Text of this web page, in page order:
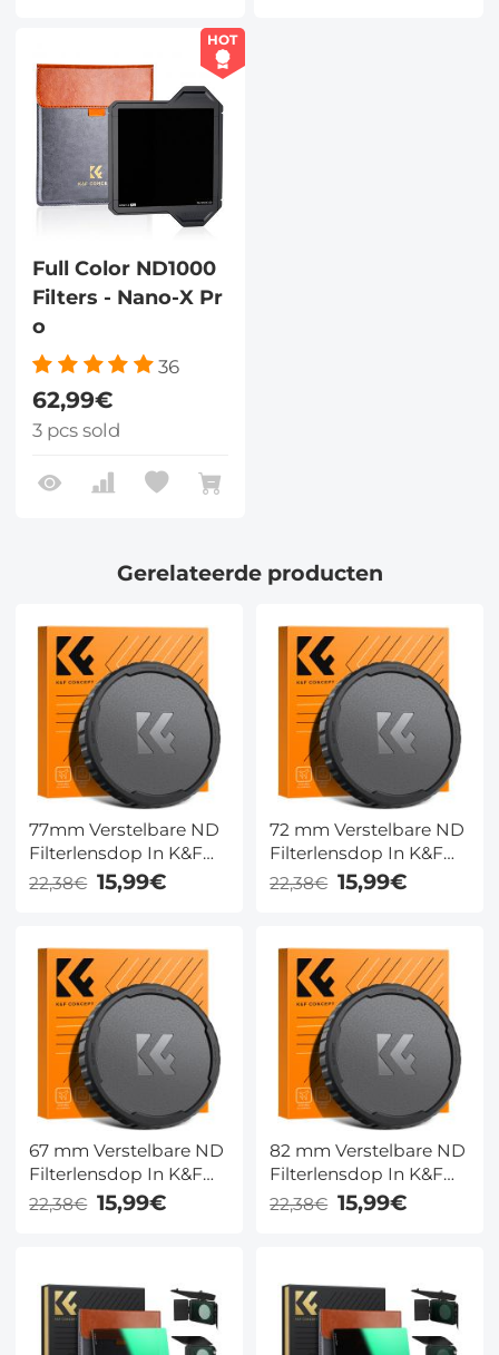
HOT
Full Color ND1000
Filters - Nano-X Pr
o
36
62,99€
3 pcs sold
Gerelateerde producten
77mm Verstelbare ND
Filterlensdop In K&F
Concept Kleurendoos
Voor Variabel Grijsfilter
22,38€ 15,99€
72 mm Verstelbare ND
Filterlensdop In K&F
Concept Kleurendoos
Voor Variabel Grijsfilter
22,38€ 15,99€
67 mm Verstelbare ND
Filterlensdop In K&F
Concept Kleurendoos
Voor Variabel Grijsfilter
22,38€ 15,99€
82 mm Verstelbare ND
Filterlensdop In K&F
Concept Kleurendoos
Voor Variabel Grijsfilter
22,38€ 15,99€